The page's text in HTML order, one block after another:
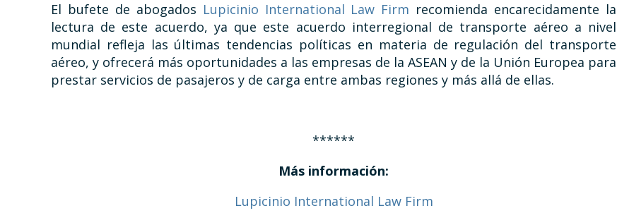
El bufete de abogados Lupicinio International Law Firm recomienda encarecidamente la
lectura de este acuerdo, ya que este acuerdo interregional de transporte aéreo a nivel
mundial refleja las últimas tendencias políticas en materia de regulación del transporte
aéreo, y ofrecerá más oportunidades a las empresas de la ASEAN y de la Unión Europea para
prestar servicios de pasajeros y de carga entre ambas regiones y más allá de ellas.
******
Más información:
Lupicinio International Law Firm